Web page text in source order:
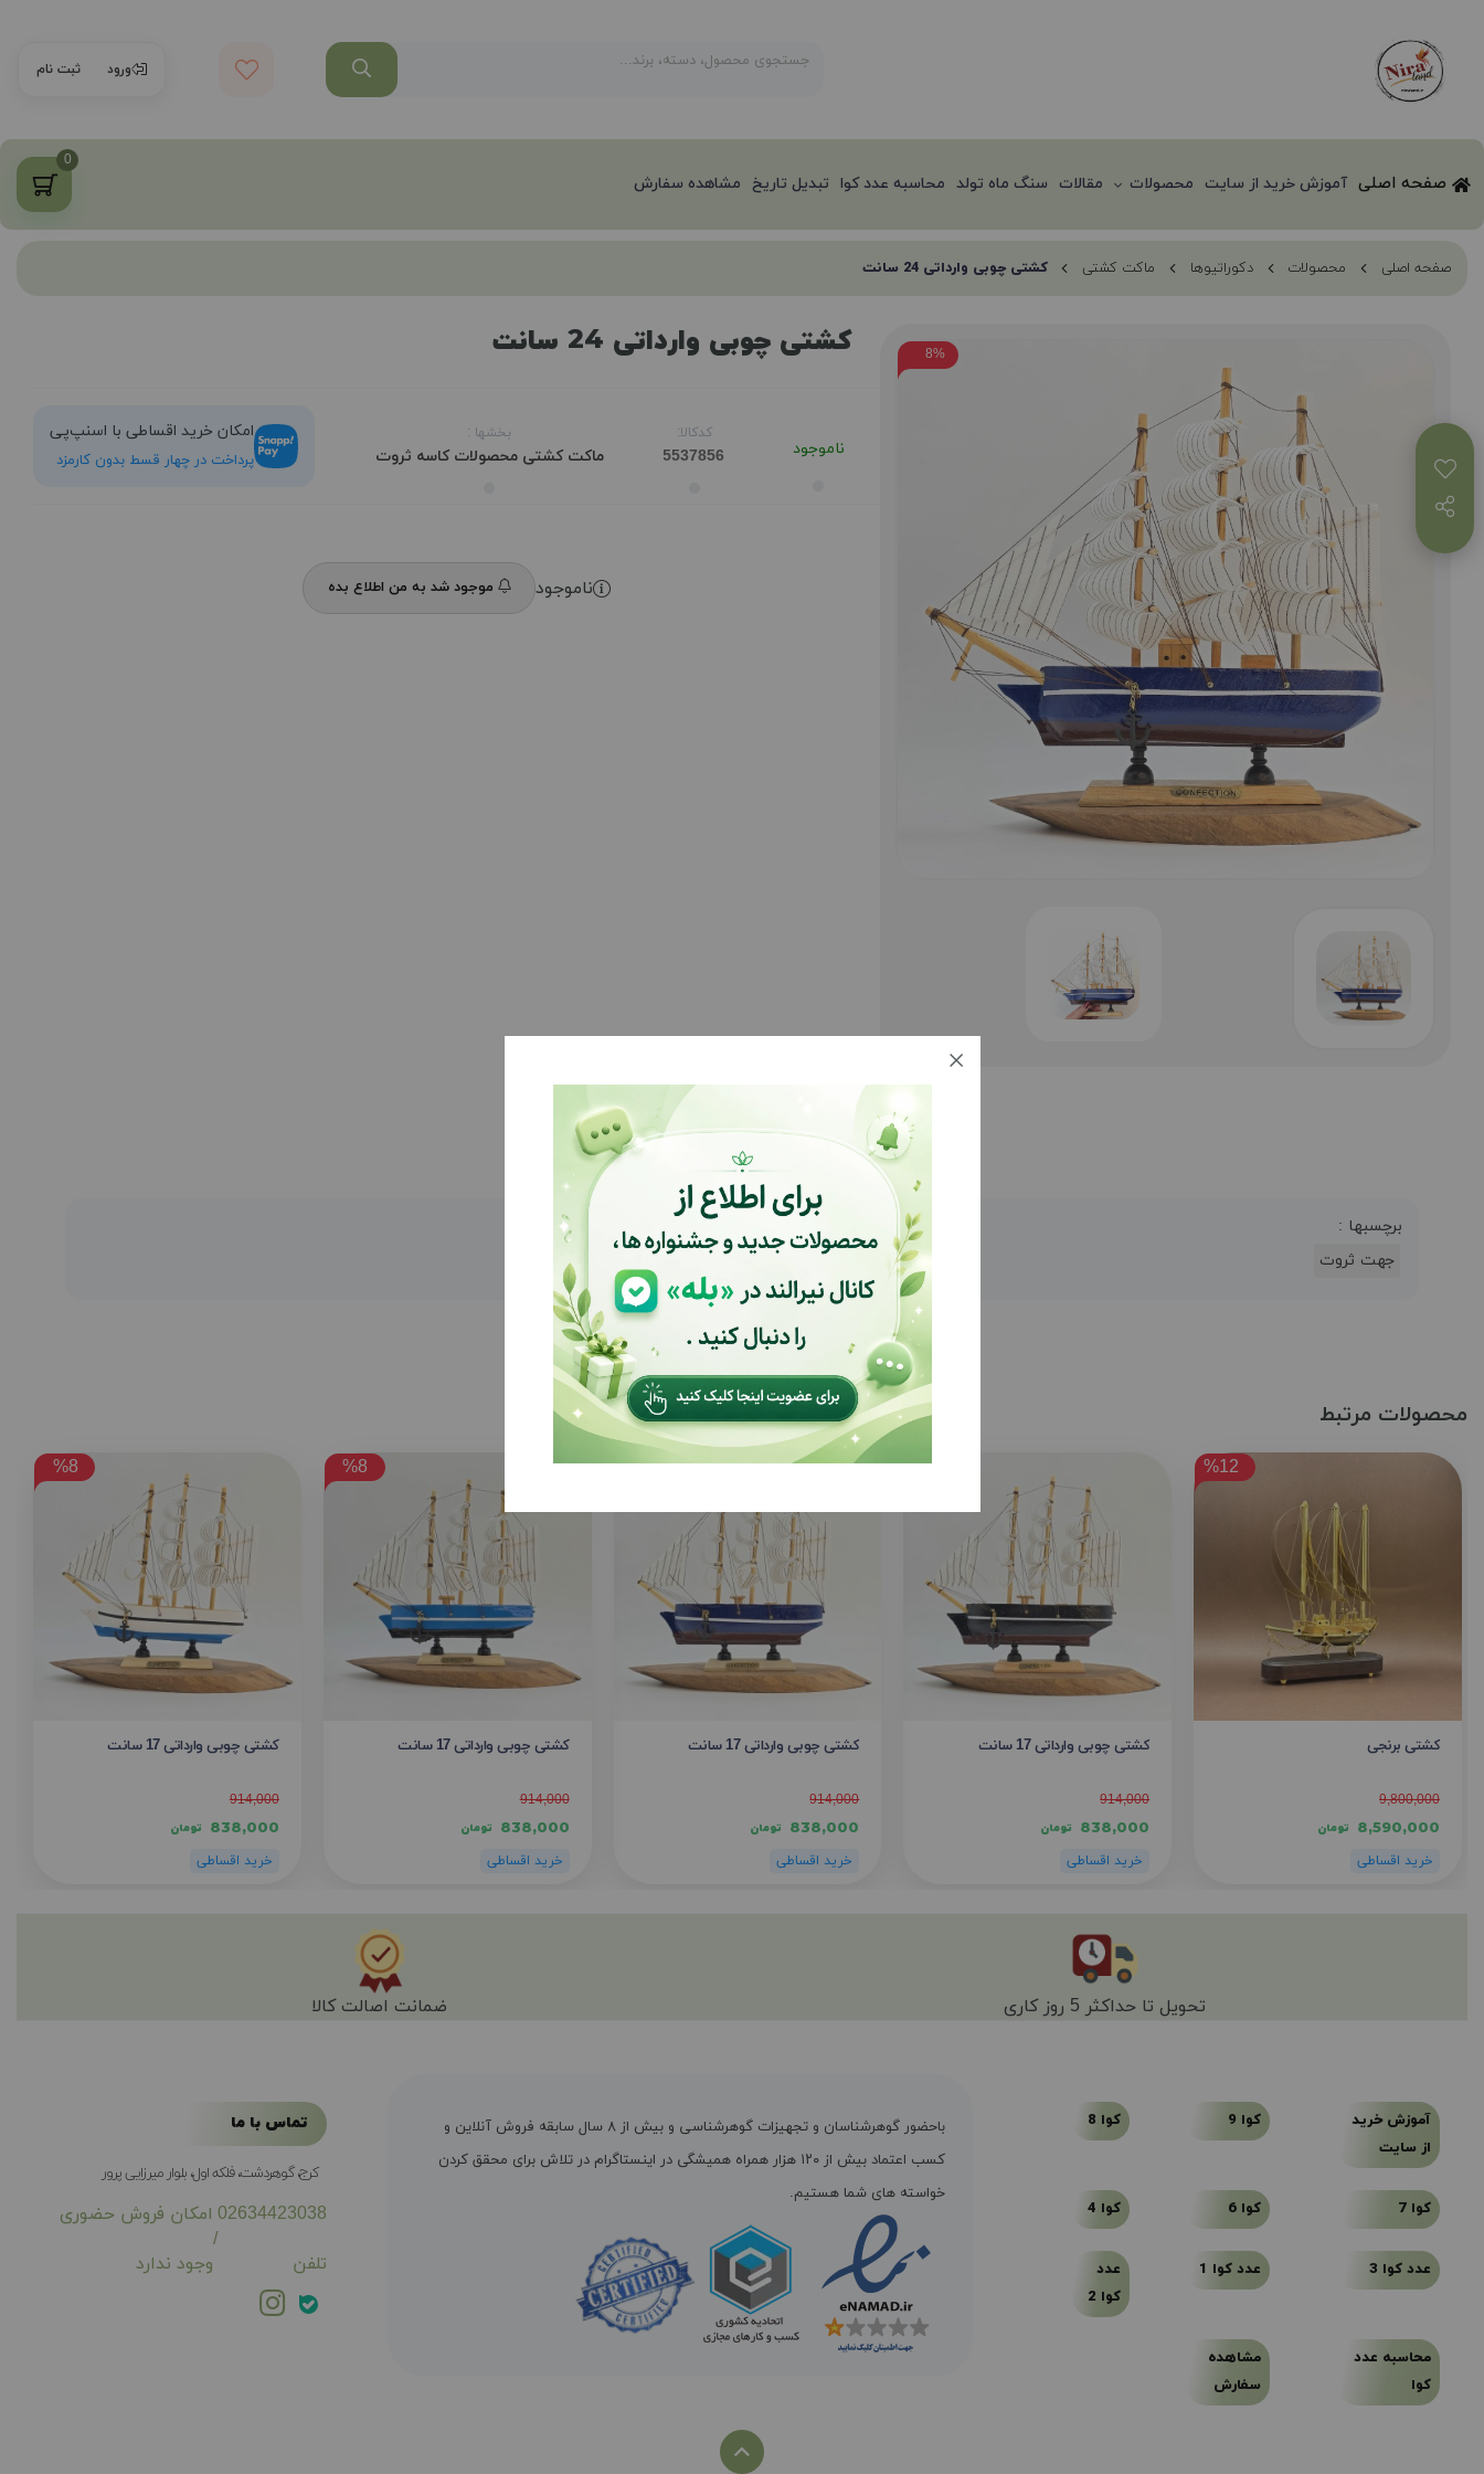
ورود ثبت نام
صفحه اصلی آموزش خرید از سایت محصولات مقالات سنگ ماه تولد محاسبه عدد کوا تبدیل تاریخ مشاهده سفارش
0
صفحه اصلی محصولات دکوراتیوها ماکت کشتی کشتی چوبی وارداتی 24 سانت
8% کشتی چوبی وارداتی 24 سانت
ناموجود
کدکالا: بخشها :
ماکت کشتیمحصولات کاسه ثروت
امکان خرید اقساطی با اسنپ‌پی
پرداخت در چهار قسط بدون کارمزد
ناموجود موجود شد به من اطلاع بده
توضیحات بازخوردها (0)
برچسبها :
جهت ثروت
محصولات مرتبط
%12
کشتی برنجی
9,800,000
8,590,000 تومان
%8
کشتی چوبی وارداتی 17 سانت
914,000
838,000 تومان
%8
کشتی چوبی وارداتی 17 سانت
914,000
838,000 تومان
%8
کشتی چوبی وارداتی 17 سانت
914,000
838,000 تومان
%8
کشتی چوبی وارداتی 17 سانت
914,000
838,000 تومان
تحویل تا حداکثر 5 روز کاری ضمانت اصالت کالا
آموزش خرید
از سایت
کوا 9 کوا 8
کوا 7 کوا 6 کوا 4
عدد کوا 3 عدد کوا 1
عدد
کوا 2
محاسبه عدد
کوا
مشاهده
سفارش
باحضور گوهرشناسان و تجهیزات گوهرشناسی و بیش از ۸ سال سابقه فروش آنلاین و
کسب اعتماد بیش از ۱۲۰ هزار همراه همیشگی در اینستاگرام در تلاش برای محقق کردن
خواسته های شما هستیم.
تماس با ما
کرج، گوهردشت، فلکه اول، بلوار میرزایی پرور
02634423038
تلفن
/
امکان فروش حضوری
وجود ندارد